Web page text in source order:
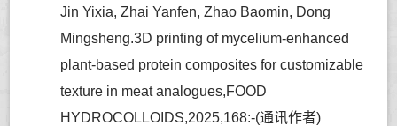
Jin Yixia, Zhai Yanfen, Zhao Baomin, Dong
Mingsheng.3D printing of mycelium-enhanced
plant-based protein composites for customizable
texture in meat analogues,FOOD
HYDROCOLLOIDS,2025,168:-(通讯作者)